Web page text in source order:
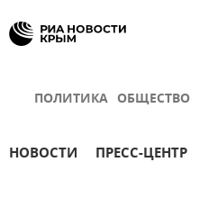
ПОЛИТИКА ОБЩЕСТВО
НОВОСТИ ПРЕСС-ЦЕНТР